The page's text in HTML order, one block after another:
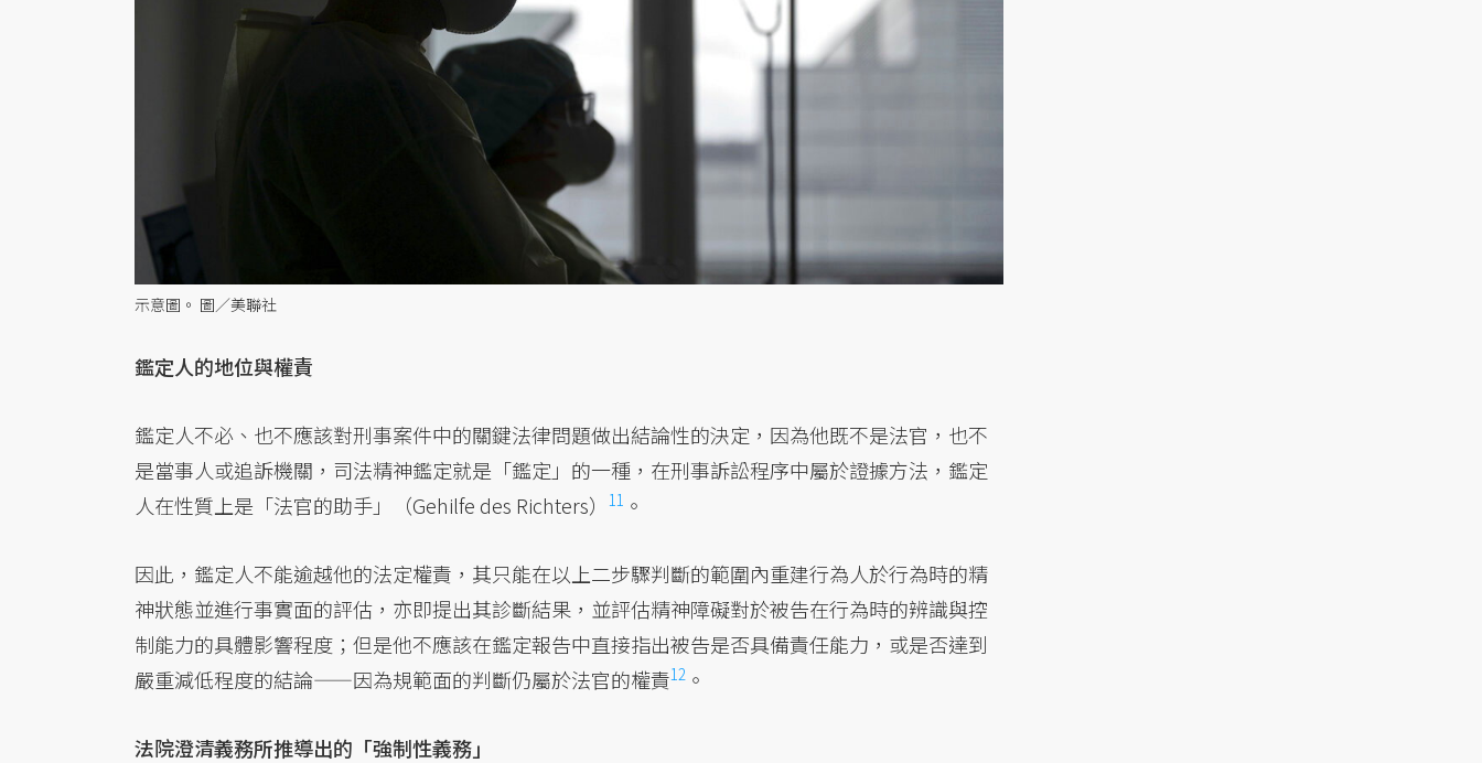
示意圖。 圖／美聯社
鑑定人的地位與權責
鑑定人不必、也不應該對刑事案件中的關鍵法律問題做出結論性的決定，因為他既不是法官，也不
是當事人或追訴機關，司法精神鑑定就是「鑑定」的一種，在刑事訴訟程序中屬於證據方法，鑑定
人在性質上是 「法官的助手」（Gehilfe des Richters） 11 。
因此，鑑定人不能逾越他的法定權責，其只能在以上二步驟判斷的範圍內重建行為人於行為時的精
神狀態並進行事實面的評估，亦即提出其診斷結果，並評估精神障礙對於被告在行為時的辨識與控
制能力的具體影響程度；但是他不應該在鑑定報告中直接指出被告是否具備責任能力，或是否達到
嚴重減低程度的結論——因為規範面的判斷仍屬於法官的權責12 。
法院澄清義務所推導出的「強制性義務」